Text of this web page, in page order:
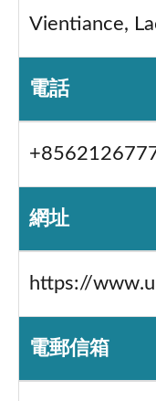
Vientiance,
電話
網址
https://
電郵信箱